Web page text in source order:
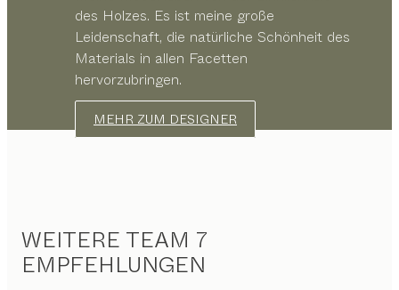
des Holzes. Es ist meine große
Leidenschaft, die natürliche Schönheit des
Materials in allen Facetten
hervorzubringen.
MEHR ZUM DESIGNER
WEITERE TEAM 7
EMPFEHLUNGEN